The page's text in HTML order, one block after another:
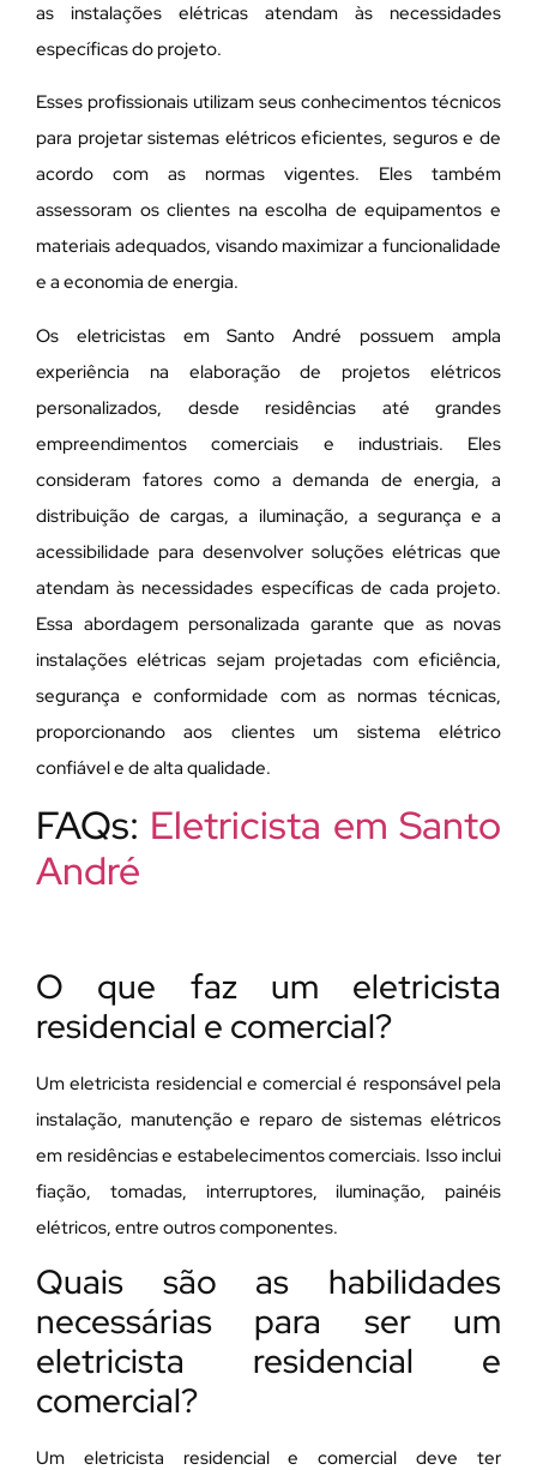
as instalações elétricas atendam às necessidades
específicas do projeto.
Esses profissionais utilizam seus conhecimentos técnicos
para projetar sistemas elétricos eficientes, seguros e de
acordo com as normas vigentes. Eles também
assessoram os clientes na escolha de equipamentos e
materiais adequados, visando maximizar a funcionalidade
e a economia de energia.
Os eletricistas em Santo André possuem ampla
experiência na elaboração de projetos elétricos
personalizados, desde residências até grandes
empreendimentos comerciais e industriais. Eles
consideram fatores como a demanda de energia, a
distribuição de cargas, a iluminação, a segurança e a
acessibilidade para desenvolver soluções elétricas que
atendam às necessidades específicas de cada projeto.
Essa abordagem personalizada garante que as novas
instalações elétricas sejam projetadas com eficiência,
segurança e conformidade com as normas técnicas,
proporcionando aos clientes um sistema elétrico
confiável e de alta qualidade.
FAQs: Eletricista em Santo
André
O que faz um eletricista
residencial e comercial?
Um eletricista residencial e comercial é responsável pela
instalação, manutenção e reparo de sistemas elétricos
em residências e estabelecimentos comerciais. Isso inclui
fiação, tomadas, interruptores, iluminação, painéis
elétricos, entre outros componentes.
Quais são as habilidades
necessárias para ser um
eletricista residencial e
comercial?
Um eletricista residencial e comercial deve ter